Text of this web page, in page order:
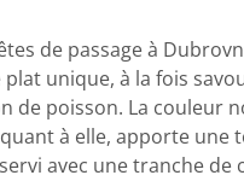
de passage à
unique, à la fois
de poisson. La
à elle, apporte
avec une tranche